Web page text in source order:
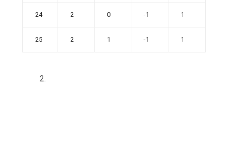
24 2 0 -1 1
25 2 1 -1 1
2.